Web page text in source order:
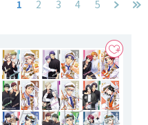
1 2 3 4 5